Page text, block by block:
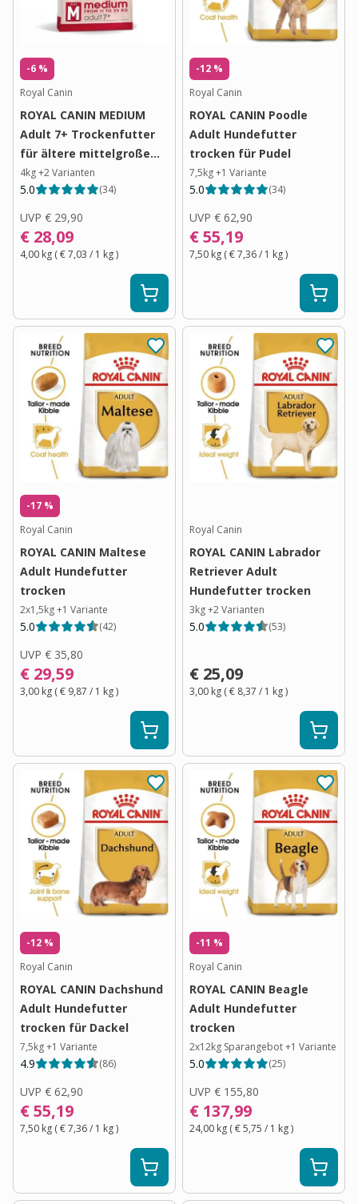
-6 %
Royal Canin
ROYAL CANIN MEDIUM
Adult 7+ Trockenfutter
für ältere mittelgroße
Hunde
4kg+2Varianten
5.0 (34)
UVP € 29,90
€ 28,09
4,00 kg (€ 7,03 / 1 kg)
-12 %
Royal Canin
ROYAL CANIN Poodle
Adult Hundefutter
trocken für Pudel
7,5kg+1 Variante
5.0 (34)
UVP € 62,90
€ 55,19
7,50 kg (€ 7,36/ 1 kg)
-17 %
Royal Canin
ROYAL CANIN Maltese
Adult Hundefutter
trocken
2x1,5kg+1 Variante
5.0 (42)
UVP € 35,80
€ 29,59
3,00 kg (€ 9,87 / 1 kg)
Royal Canin
ROYAL CANIN Labrador
Retriever Adult
Hundefutter trocken
3kg+2Varianten
5.0 (53)
€ 25,09
3,00 kg (€ 8,37 / 1 kg)
-12 %
Royal Canin
ROYAL CANIN Dachshund
Adult Hundefutter
trocken für Dackel
7,5kg+1 Variante
4.9 (86)
UVP € 62,90
€ 55,19
7,50 kg (€ 7,36/ 1 kg)
-11 %
Royal Canin
ROYAL CANIN Beagle
Adult Hundefutter
trocken
2x12kg Sparangebot+1 Variante
5.0 (25)
UVP € 155,80
€ 137,99
24,00 kg (€ 5,75 / 1 kg)